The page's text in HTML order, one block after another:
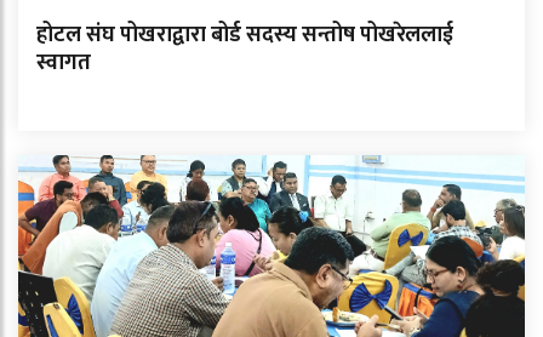
होटल संघ पोखराद्वारा बोर्ड सदस्य सन्तोष पोखरेललाई
स्वागत